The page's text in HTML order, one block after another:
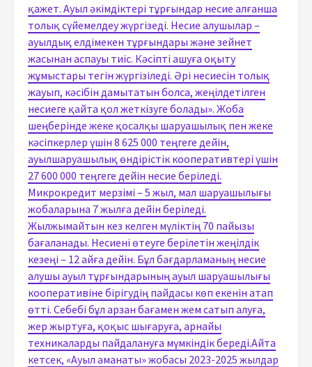
қажет. Ауыл әкімдіктері тұрғындар несие алғанша
толық сүйемелдеу жүргізеді. Несие алушылар –
ауылдық елдімекен тұрғындары және зейнет
жасынан аспауы тиіс. Кәсіпті ашуға оқыту
жұмыстары тегін жүргізіледі. Әрі несиесін толық
жауып, кәсібін дамытатын болса, жеңілдетілген
несиеге қайта қол жеткізуге болады». Жоба
шеңберінде жеке қосалқы шаруашылық пен жеке
кәсіпкерлер үшін 8 625 000 теңгеге дейін,
ауылшаруашылық өндірістік кооперативтері үшін
27 600 000 теңгеге дейін несие беріледі.
Микрокредит мерзімі – 5 жыл, мал шаруашылығы
жобаларына 7 жылға дейін беріледі.
Жылжымайтын кез келген мүліктің 70 пайызы
бағаланады. Несиені өтеуге берілетін жеңілдік
кезеңі – 12 айға дейін. Бұл бағдарламаның несие
алушы ауыл тұрғындарының ауыл шаруашылығы
кооперативіне бірігудің пайдасы көп екенін атап
өтті. Себебі бұл арзан бағамен жем сатып алуға,
жер жыртуға, қоқыс шығаруға, арнайы
техникаларды пайдалануға мүмкіндік береді.Айта
кетсек, «Ауыл аманаты» жобасы 2023-2025 жылдар